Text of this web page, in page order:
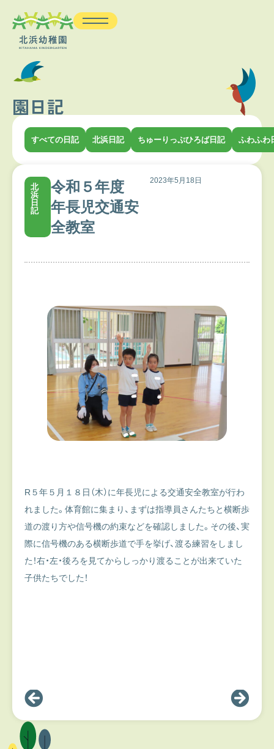
園日記
すべての日記 北浜日記 ちゅーりっぷひろば日記 ふわふわ
北
浜
日
記
令和５年度
年長児交通安
全教室
2023年5月18日
R５年５月１８日（木）に年長児による交通安全教室が行わ
れました。体育館に集まり、まずは指導員さんたちと横断歩
道の渡り方や信号機の約束などを確認しました。その後、実
際に信号機のある横断歩道で手を挙げ、渡る練習をしまし
た！右・左・後ろを見てからしっかり渡ることが出来ていた
子供たちでした！